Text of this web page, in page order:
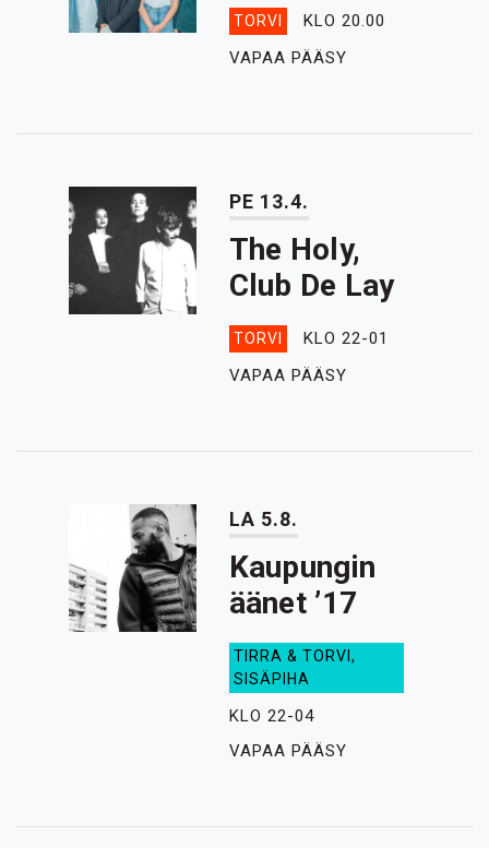
TORVI
KLO 20.00
VAPAA PÄÄSY
PE 13.4.
The Holy,
Club De Lay
TORVI
KLO 22-01
VAPAA PÄÄSY
LA 5.8.
Kaupungin
äänet ’17
TIRRA & TORVI,
SISÄPIHA
KLO 22-04
VAPAA PÄÄSY